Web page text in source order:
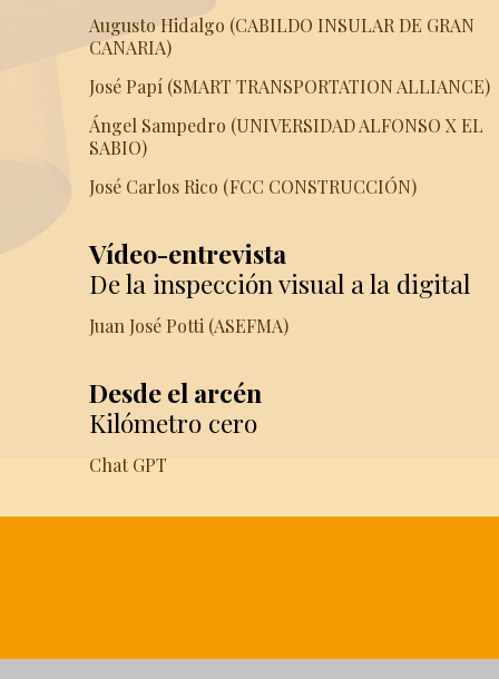
Augusto Hidalgo (CABILDO INSULAR DE GRAN
CANARIA)
José Papí (SMART TRANSPORTATION ALLIANCE)
Ángel Sampedro (UNIVERSIDAD ALFONSO X EL
SABIO)
José Carlos Rico (FCC CONSTRUCCIÓN)
Vídeo-entrevista
De la inspección visual a la digital
Juan José Potti (ASEFMA)
Desde el arcén
Kilómetro cero
Chat GPT